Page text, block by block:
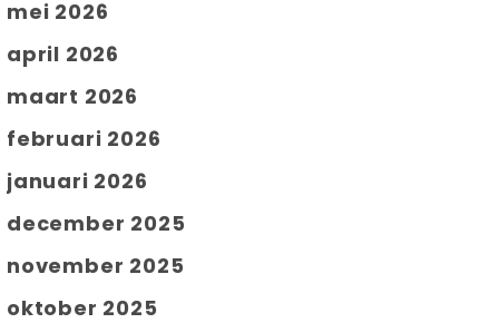
mei 2026
april 2026
maart 2026
februari 2026
januari 2026
december 2025
november 2025
oktober 2025